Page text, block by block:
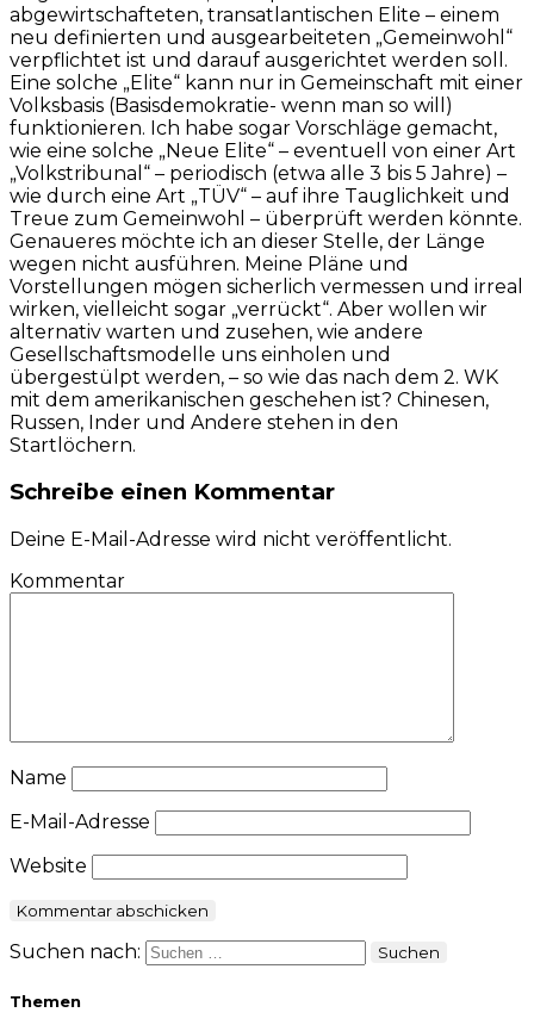
abgewirtschafteten, transatlantischen Elite – einem
neu definierten und ausgearbeiteten „Gemeinwohl“
verpflichtet ist und darauf ausgerichtet werden soll.
Eine solche „Elite“ kann nur in Gemeinschaft mit einer
Volksbasis (Basisdemokratie- wenn man so will)
funktionieren. Ich habe sogar Vorschläge gemacht,
wie eine solche „Neue Elite“ – eventuell von einer Art
„Volkstribunal“ – periodisch (etwa alle 3 bis 5 Jahre) –
wie durch eine Art „TÜV“ – auf ihre Tauglichkeit und
Treue zum Gemeinwohl – überprüft werden könnte.
Genaueres möchte ich an dieser Stelle, der Länge
wegen nicht ausführen. Meine Pläne und
Vorstellungen mögen sicherlich vermessen und irreal
wirken, vielleicht sogar „verrückt“. Aber wollen wir
alternativ warten und zusehen, wie andere
Gesellschaftsmodelle uns einholen und
übergestülpt werden, – so wie das nach dem 2. WK
mit dem amerikanischen geschehen ist? Chinesen,
Russen, Inder und Andere stehen in den
Startlöchern.
Schreibe einen Kommentar
Deine E-Mail-Adresse wird nicht veröffentlicht.
Kommentar
Name
E-Mail-Adresse
Website
Suchen nach:
Themen